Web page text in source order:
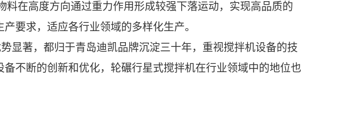
料在高度方向通过重力作用形成较强下落运动，实现高品质的
要求，适应各行业领域的多样化生产。
显著，都归于青岛迪凯品牌沉淀三十年，重视搅拌机设备的技
不断的创新和优化，轮碾行星式搅拌机在行业领域中的地位也